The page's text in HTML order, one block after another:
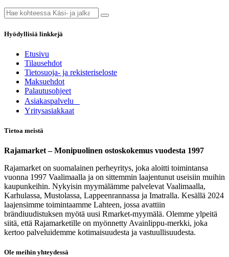
Hyödyllisiä linkkejä
Etusivu
Tilausehdot
Tietosuoja- ja rekisteriseloste
Maksuehdot
Palautusohjeet
Asia​k​aspalvelu
​Yritysasiakkaat
Tietoa meistä
Rajamarket – Monipuolinen ostoskokemus vuodesta 1997
Rajamarket on suomalainen perheyritys, joka aloitti toimintansa
vuonna 1997 Vaalimaalla ja on sittemmin laajentunut useisiin muihin
kaupunkeihin. Nykyisin myymälämme palvelevat Vaalimaalla,
Karhulassa, Mustolassa, Lappeenrannassa ja Imatralla. Kesällä 2024
laajensimme toimintaamme Lahteen, jossa avattiin
brändiuudistuksen myötä uusi Rmarket-myymälä. Olemme ylpeitä
siitä, että Rajamarketille on myönnetty Avainlippu-merkki, joka
kertoo palveluidemme kotimaisuudesta ja vastuullisuudesta.
Ole meihin yhteydessä